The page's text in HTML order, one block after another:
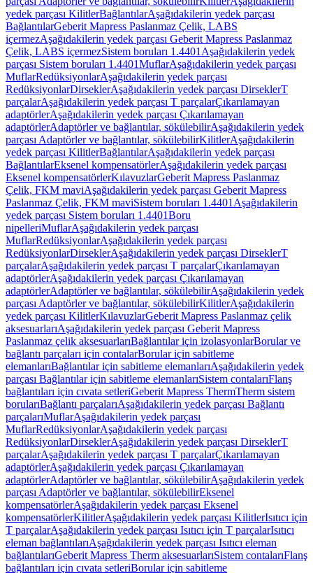
yedek parçası KilitlerBağlantılarAşağıdakilerin yedek parçası
BağlantılarGeberit Mapress Paslanmaz Çelik, LABS
içermezAşağıdakilerin yedek parçası Geberit Mapress Paslanmaz
Çelik, LABS içermezSistem boruları 1.4401 Aşağıdakilerin yedek
parçası Sistem boruları 1.4401MuflarAşağıdakilerin yedek parçası
MuflarRedüksiyonlarAşağıdakilerin yedek parçası
RedüksiyonlarDirseklerAşağıdakilerin yedek parçası DirseklerT
parçalarAşağıdakilerin yedek parçası T parçalarÇıkarılamayan
adaptörlerAşağıdakilerin yedek parçası Çıkarılamayan
adaptörlerAdaptörler ve bağlantılar, sökülebilirAşağıdakilerin yedek
parçası Adaptörler ve bağlantılar, sökülebilirKilitlerAşağıdakilerin
yedek parçası KilitlerBağlantılarAşağıdakilerin yedek parçası
BağlantılarEksenel kompensatörlerAşağıdakilerin yedek parçası
Eksenel kompensatörlerKılavuzlarGeberit Mapress Paslanmaz
Çelik, FKM maviAşağıdakilerin yedek parçası Geberit Mapress
Paslanmaz Çelik, FKM maviSistem boruları 1.4401 Aşağıdakilerin
yedek parçası Sistem boruları 1.4401Boru
nipelleriMuflarAşağıdakilerin yedek parçası
MuflarRedüksiyonlarAşağıdakilerin yedek parçası
RedüksiyonlarDirseklerAşağıdakilerin yedek parçası DirseklerT
parçalarAşağıdakilerin yedek parçası T parçalarÇıkarılamayan
adaptörlerAşağıdakilerin yedek parçası Çıkarılamayan
adaptörlerAdaptörler ve bağlantılar, sökülebilirAşağıdakilerin yedek
parçası Adaptörler ve bağlantılar, sökülebilirKilitlerAşağıdakilerin
yedek parçası KilitlerKılavuzlarGeberit Mapress Paslanmaz çelik
aksesuarlarıAşağıdakilerin yedek parçası Geberit Mapress
Paslanmaz çelik aksesuarlarıBağlantılar için izolasyonlarBorular ve
bağlantı parçaları için contalarBorular için sabitleme
elemanlarıBağlantılar için sabitleme elemanlarıAşağıdakilerin yedek
parçası Bağlantılar için sabitleme elemanlarıSistem contalarıFlanş
bağlantıları için cıvata setleriGeberit Mapress ThermTherm sistem
borularıBağlantı parçalarıAşağıdakilerin yedek parçası Bağlantı
parçalarıMuflarAşağıdakilerin yedek parçası
MuflarRedüksiyonlarAşağıdakilerin yedek parçası
RedüksiyonlarDirseklerAşağıdakilerin yedek parçası DirseklerT
parçalarAşağıdakilerin yedek parçası T parçalarÇıkarılamayan
adaptörlerAşağıdakilerin yedek parçası Çıkarılamayan
adaptörlerAdaptörler ve bağlantılar, sökülebilirAşağıdakilerin yedek
parçası Adaptörler ve bağlantılar, sökülebilirEksenel
kompensatörlerAşağıdakilerin yedek parçası Eksenel
kompensatörlerKilitlerAşağıdakilerin yedek parçası KilitlerIsıtıcı için
T parçalarAşağıdakilerin yedek parçası Isıtıcı için T parçalarIsıtıcı
eleman bağlantılarıAşağıdakilerin yedek parçası Isıtıcı eleman
bağlantılarıGeberit Mapress Therm aksesuarlarıSistem contalarıFlanş
bağlantıları için cıvata setleriBorular için sabitleme